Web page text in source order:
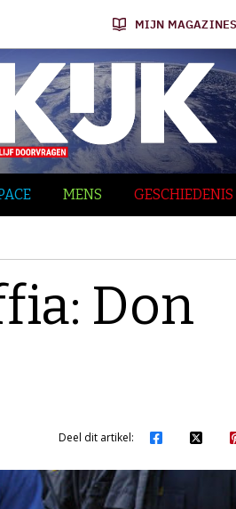
MIJN
MENS GESCHIEDENIS
Don
Deel dit artikel: